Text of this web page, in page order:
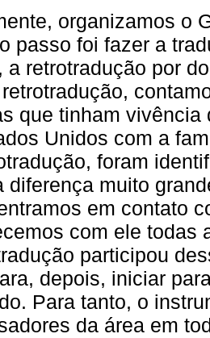
organizamos o
passo foi fazer a
a retrotradução por
que tinham
Unidos com a
foram
diferença muito
em contato
com ele todas
participou
depois, iniciar
Para tanto, o
da área em